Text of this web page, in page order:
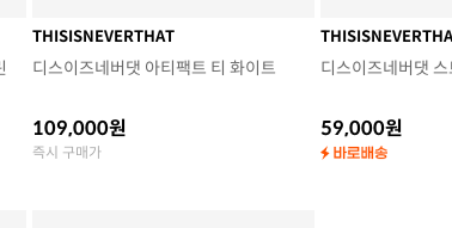
THISISNEVERTHAT
디스이즈네버댓 아티팩트 티 화이트
109,000원
즉시 구매가
디스이즈네버댓
59,000원